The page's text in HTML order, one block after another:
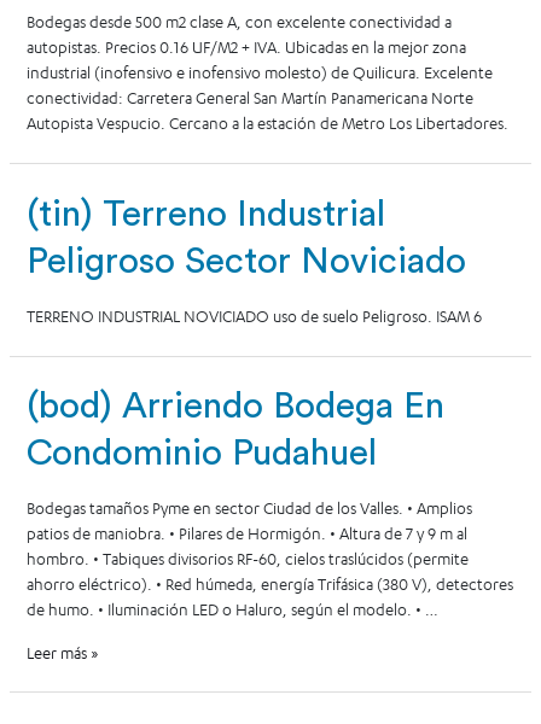
Bodegas desde 500 m2 clase A, con excelente conectividad a
autopistas. Precios 0.16 UF/M2 + IVA. Ubicadas en la mejor zona
industrial (inofensivo e inofensivo molesto) de Quilicura. Excelente
conectividad: Carretera General San Martín Panamericana Norte
Autopista Vespucio. Cercano a la estación de Metro Los Libertadores.
(tin) Terreno Industrial
Peligroso Sector Noviciado
TERRENO INDUSTRIAL NOVICIADO uso de suelo Peligroso. ISAM 6
(bod) Arriendo Bodega En
Condominio Pudahuel
Bodegas tamaños Pyme en sector Ciudad de los Valles. • Amplios
patios de maniobra. • Pilares de Hormigón. • Altura de 7 y 9 m al
hombro. • Tabiques divisorios RF-60, cielos traslúcidos (permite
ahorro eléctrico). • Red húmeda, energía Trifásica (380 V), detectores
de humo. • Iluminación LED o Haluro, según el modelo. • …
Leer más »